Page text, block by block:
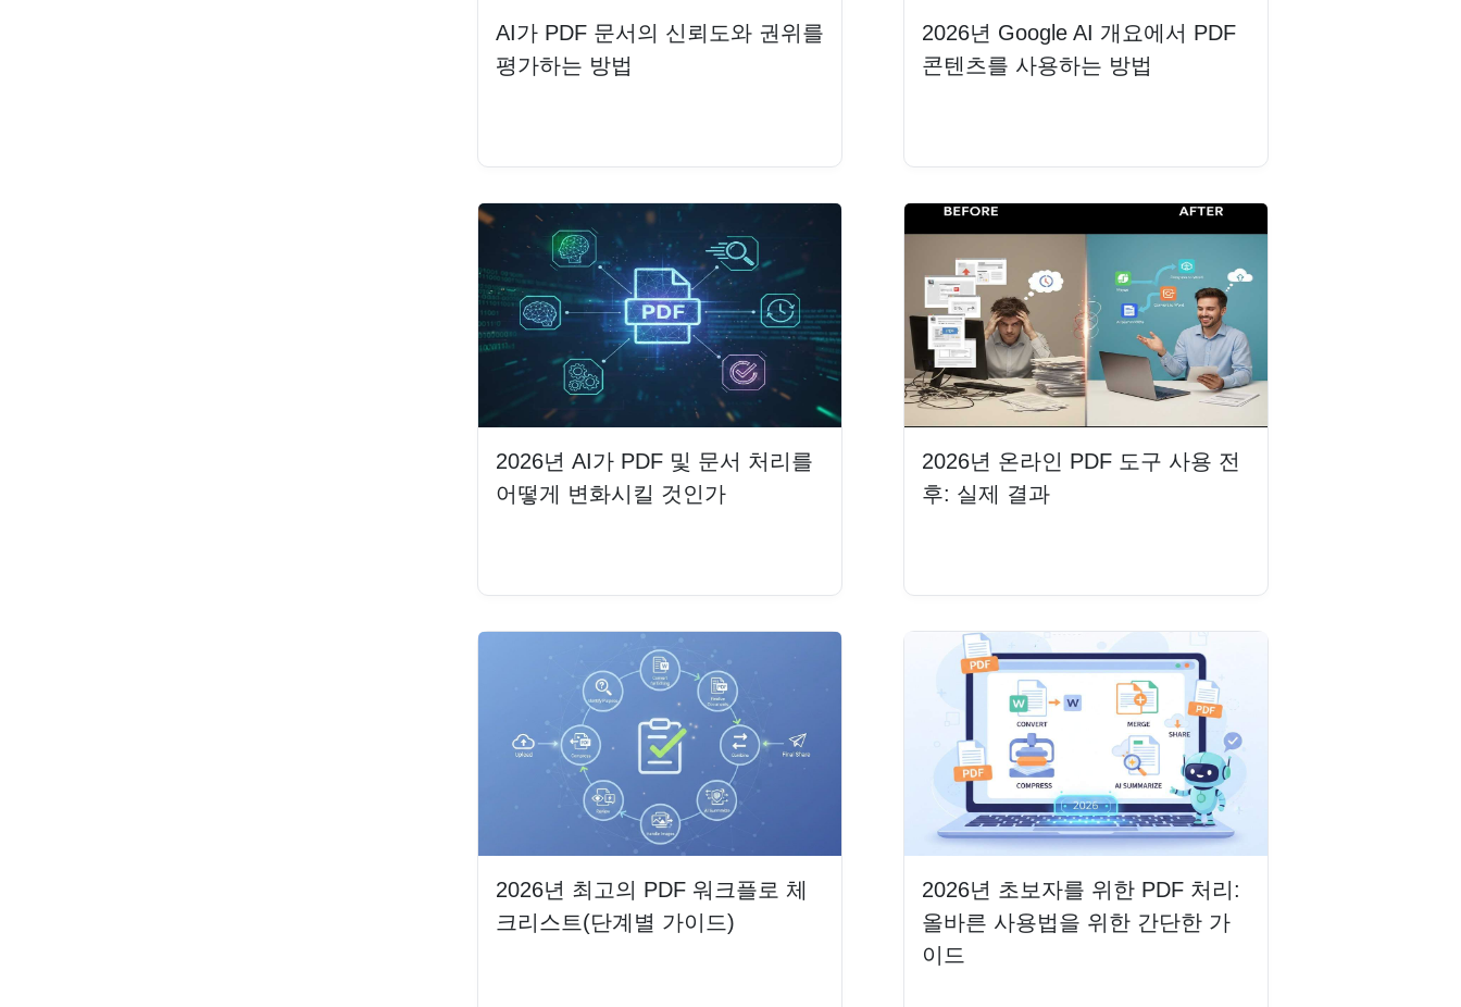
AI가 PDF 문서의 신뢰도와 권위를
평가하는 방법
2026년 Google AI 개요에서 PDF
콘텐츠를 사용하는 방법
2026년 AI가 PDF 및 문서 처리를
어떻게 변화시킬 것인가
2026년 온라인 PDF 도구 사용 전
후: 실제 결과
2026년 최고의 PDF 워크플로 체
크리스트(단계별 가이드)
2026년 초보자를 위한 PDF 처리:
올바른 사용법을 위한 간단한 가
이드